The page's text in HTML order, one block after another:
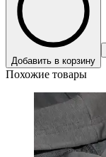
Добавить в корзину
Похожие товары